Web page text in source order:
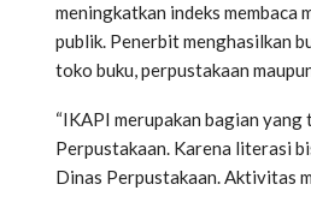
meningkatkan indeks membaca
publik. Penerbit menghasilkan
toko buku, perpustakaan
“IKAPI merupakan bagian
Perpustakaan. Karena literasi
Dinas Perpustakaan. Aktivitas